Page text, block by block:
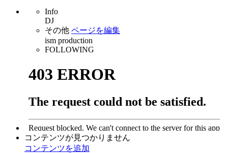
Info
DJ
その他 ページを編集
ism production
FOLLOWING
コンテンツが見つかりません
コンテンツを追加